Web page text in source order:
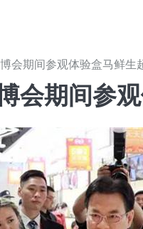
会期间参观体验盒马鲜生
会期间参